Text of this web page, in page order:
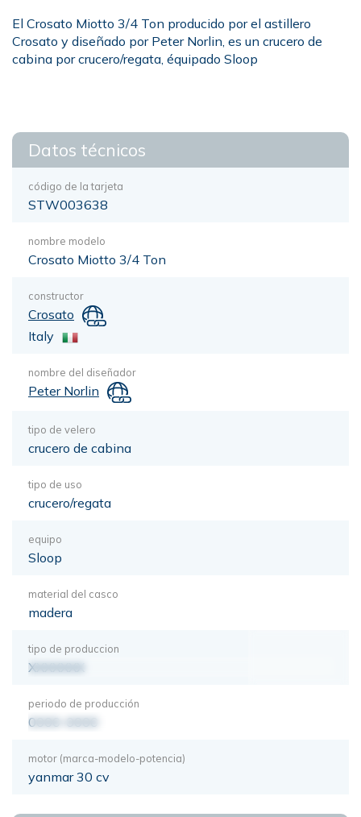
El Crosato Miotto 3/4 Ton producido por el astillero
Crosato y diseñado por Peter Norlin, es un crucero de
cabina por crucero/regata, équipado Sloop
Datos técnicos
código de la tarjeta
STW003638
nombre modelo
Crosato Miotto 3/4 Ton
constructor
Crosato
Italy
nombre del diseñador
Peter Norlin
tipo de velero
crucero de cabina
tipo de uso
crucero/regata
equipo
Sloop
material del casco
madera
tipo de produccion
XXXXXXX
periodo de producción
0000-0000
motor (marca-modelo-potencia)
yanmar 30 cv